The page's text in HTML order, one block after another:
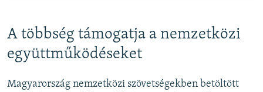
A többség támogatja a nemzetközi
együttműködéseket
Magyarország nemzetközi szövetségekben betöltött